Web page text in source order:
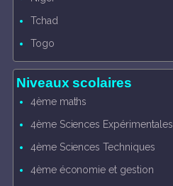
Tchad
Togo
Niveaux scolaires
4ème maths
4ème Sciences Expérimentales
4ème Sciences Techniques
4ème économie et gestion